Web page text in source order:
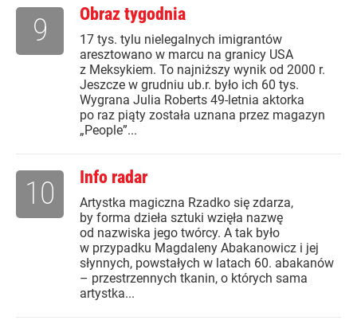
Obraz tygodnia
17 tys. tylu nielegalnych imigrantów
aresztowano w marcu na granicy USA
z Meksykiem. To najniższy wynik od 2000 r.
Jeszcze w grudniu ub.r. było ich 60 tys.
Wygrana Julia Roberts 49-letnia aktorka
po raz piąty została uznana przez magazyn
„People”...
9
Info radar
Artystka magiczna Rzadko się zdarza,
by forma dzieła sztuki wzięła nazwę
od nazwiska jego twórcy. A tak było
w przypadku Magdaleny Abakanowicz i jej
słynnych, powstałych w latach 60. abakanów
– przestrzennych tkanin, o których sama
artystka...
10